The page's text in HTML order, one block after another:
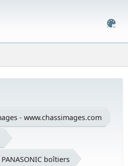
- www.chassimages.com
boîtiers